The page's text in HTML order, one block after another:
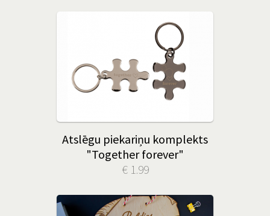
Atslēgu piekariņu komplekts
"Together forever"
€ 1.99